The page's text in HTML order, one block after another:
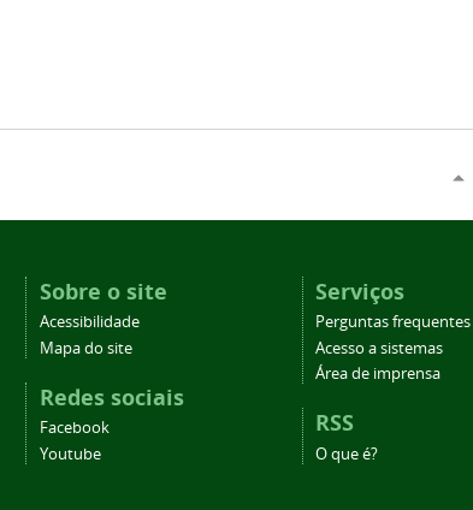
Sobre o site
Acessibilidade
Mapa do site
Redes sociais
Facebook
Youtube
Serviços
Perguntas frequentes
Acesso a sistemas
Área de imprensa
RSS
O que é?